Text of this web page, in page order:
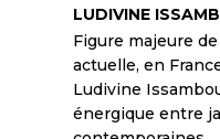
LUDIVINE
Figure majeure
actuelle, en
Ludivine
énergique entre